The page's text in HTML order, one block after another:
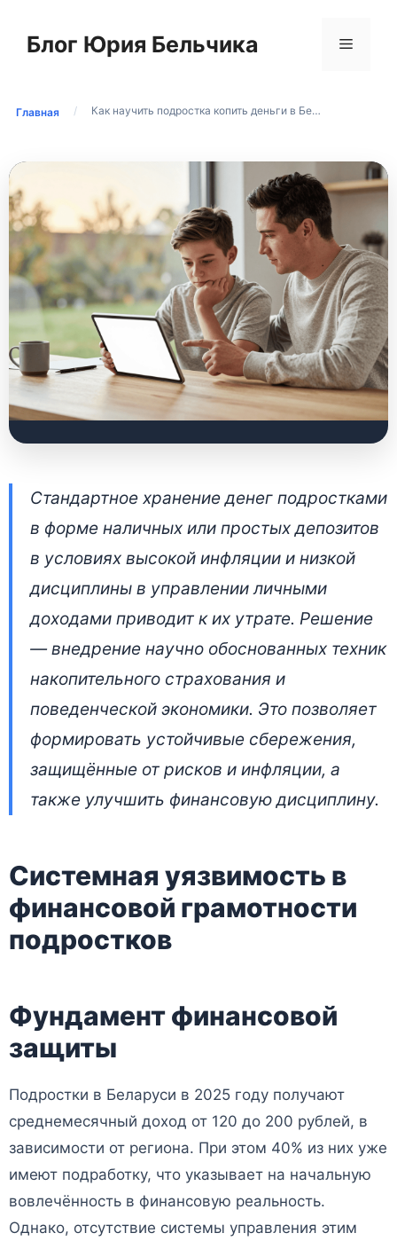
содержимому
Блог Юрия Бельчика Меню
Главная / Как научить подростка копить деньги в Бе…
Как научить
подростка копить
деньги в Беларуси: 5
техник с
накопительным
страхованием
23 июня 2026 • 👁 4 237 прочтений
Стандартное хранение денег подростками
в форме наличных или простых депозитов
в условиях высокой инфляции и низкой
дисциплины в управлении личными
доходами приводит к их утрате. Решение
— внедрение научно обоснованных техник
накопительного страхования и
поведенческой экономики. Это позволяет
формировать устойчивые сбережения,
защищённые от рисков и инфляции, а
также улучшить финансовую дисциплину.
Системная уязвимость в
финансовой грамотности
подростков
Фундамент финансовой
защиты
Подростки в Беларуси в 2025 году получают
среднемесячный доход от 120 до 200 рублей, в
зависимости от региона. При этом 40% из них уже
имеют подработку, что указывает на начальную
вовлечённость в финансовую реальность.
Однако, отсутствие системы управления этим